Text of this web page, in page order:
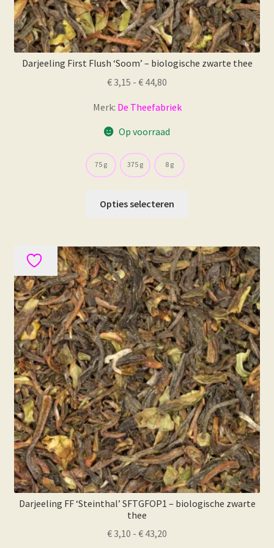
Darjeeling First Flush ‘Soom’ – biologische zwarte thee
€ 3,15 - € 44,80
tot
€ 44,80
Merk: De Theefabriek
Op voorraad
75 g 375 g 8 g
Opties selecteren
variaties.
Deze
optie
kan
gekozen
worden
op
de
productpagina
Darjeeling FF ‘Steinthal’ SFTGFOP1 – biologische zwarte
thee
€ 3,10 - € 43,20